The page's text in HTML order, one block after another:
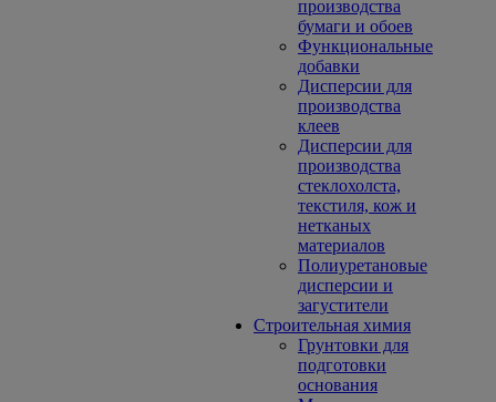
производства
бумаги и обоев
Функциональные
добавки
Дисперсии для
производства
клеев
Дисперсии для
производства
стеклохолста,
текстиля, кож и
нетканых
материалов
Полиуретановые
дисперсии и
загустители
Строительная химия
Грунтовки для
подготовки
основания